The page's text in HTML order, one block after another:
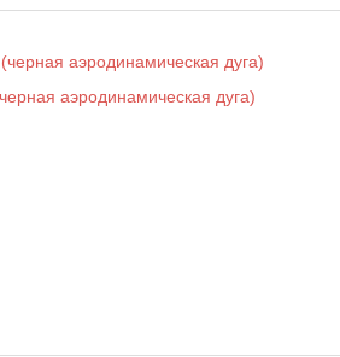
аэродинамическая дуга)